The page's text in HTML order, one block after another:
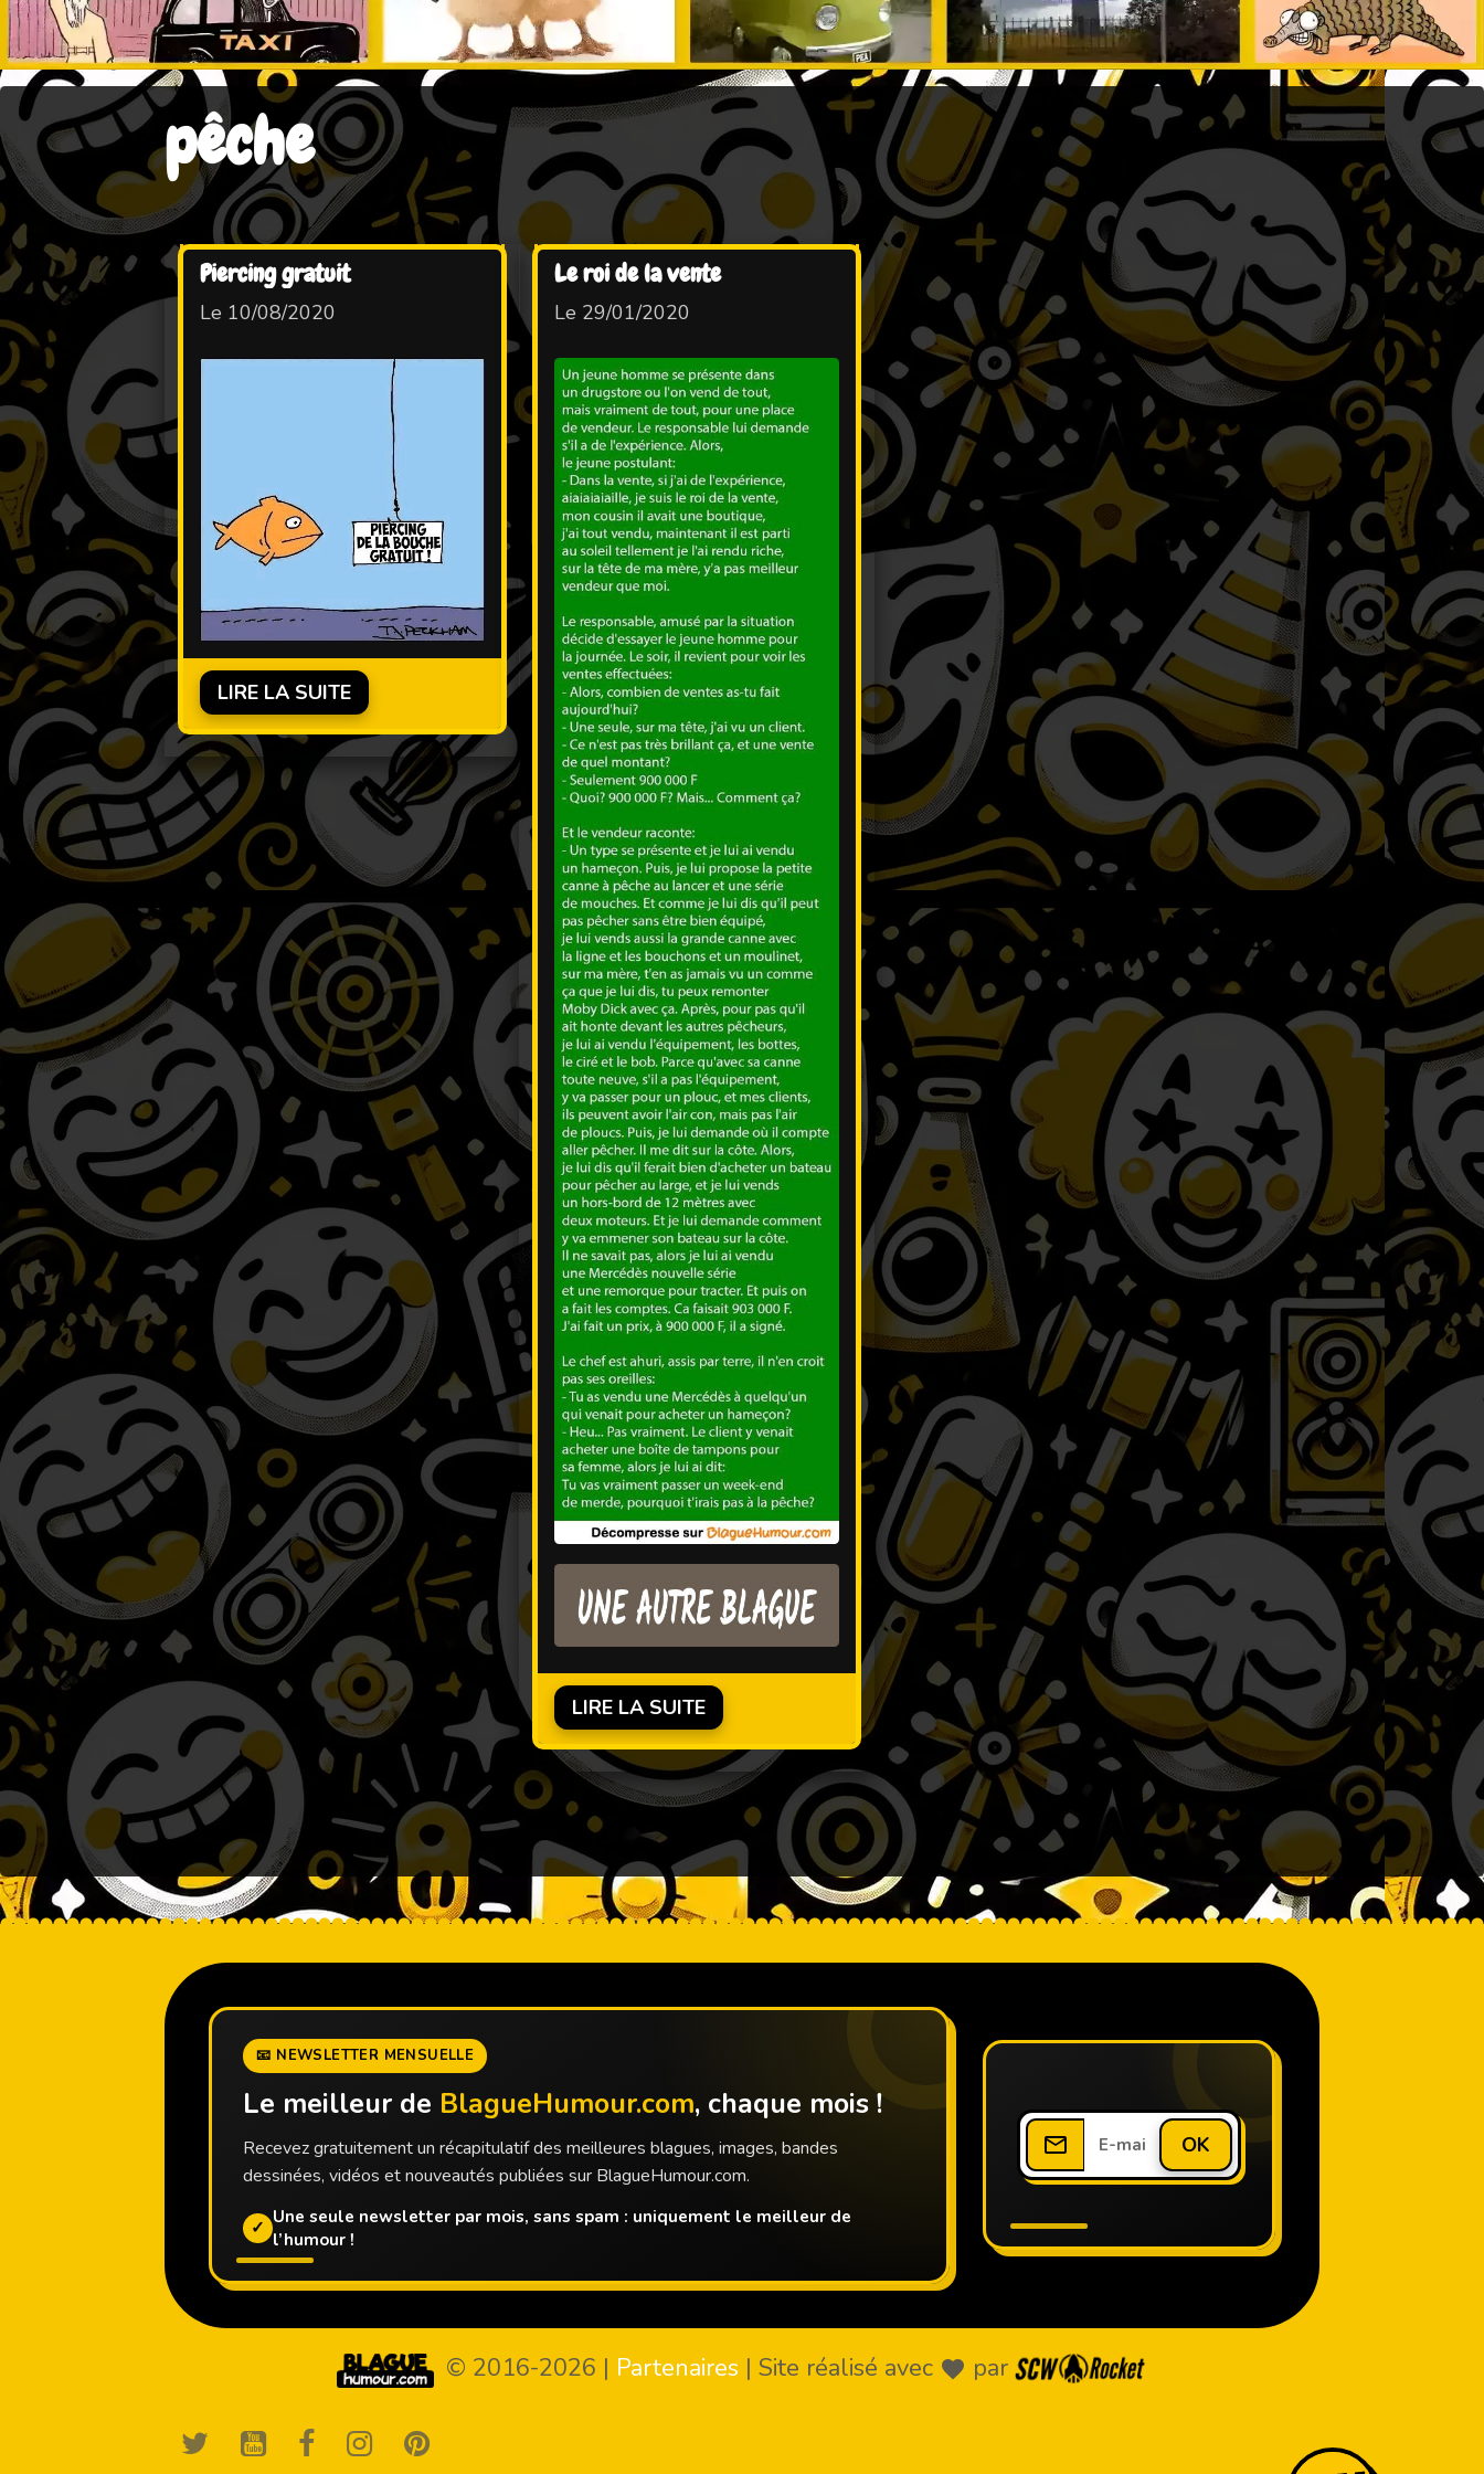
pêche
Piercing gratuit
Le 10/08/2020
LIRE LA SUITE
Le roi de la vente
Le 29/01/2020
LIRE LA SUITE
📧 NEWSLETTER MENSUELLE
Le meilleur de BlagueHumour.com, chaque mois !
Recevez gratuitement un récapitulatif des meilleures blagues, images, bandes
dessinées, vidéos et nouveautés publiées sur BlagueHumour.com.
✓
Une seule newsletter par mois, sans spam : uniquement le meilleur de
l’humour !
OK
© 2016-2026 | Partenaires | Site réalisé avec par